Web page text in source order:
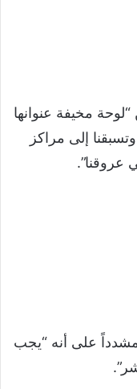
مخيفة عنوانها
إلى مراكز
عروقنا”.
على أنه “يجب